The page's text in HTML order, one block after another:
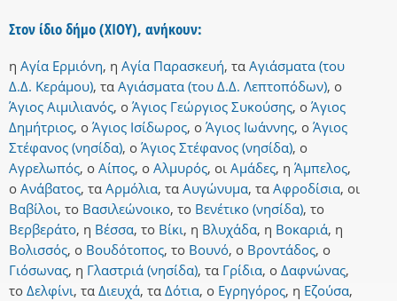
Στον ίδιο δήμο (ΧΙΟΥ), ανήκουν:
η Αγία Ερμιόνη, η Αγία Παρασκευή, τα Αγιάσματα (του
Δ.Δ. Κεράμου), τα Αγιάσματα (του Δ.Δ. Λεπτοπόδων), ο
Άγιος Αιμιλιανός, ο Άγιος Γεώργιος Συκούσης, ο Άγιος
Δημήτριος, ο Άγιος Ισίδωρος, ο Άγιος Ιωάννης, ο Άγιος
Στέφανος (νησίδα), ο Άγιος Στέφανος (νησίδα), ο
Αγρελωπός, ο Αίπος, ο Αλμυρός, οι Αμάδες, η Άμπελος,
ο Ανάβατος, τα Αρμόλια, τα Αυγώνυμα, τα Αφροδίσια, οι
Βαβίλοι, το Βασιλεώνοικο, το Βενέτικο (νησίδα), το
Βερβεράτο, η Βέσσα, το Βίκι, η Βλυχάδα, η Βοκαριά, η
Βολισσός, ο Βουδότοπος, το Βουνό, ο Βροντάδος, ο
Γιόσωνας, η Γλαστριά (νησίδα), τα Γρίδια, ο Δαφνώνας,
το Δελφίνι, τα Διευχά, τα Δότια, ο Εγρηγόρος, η Εζούσα,